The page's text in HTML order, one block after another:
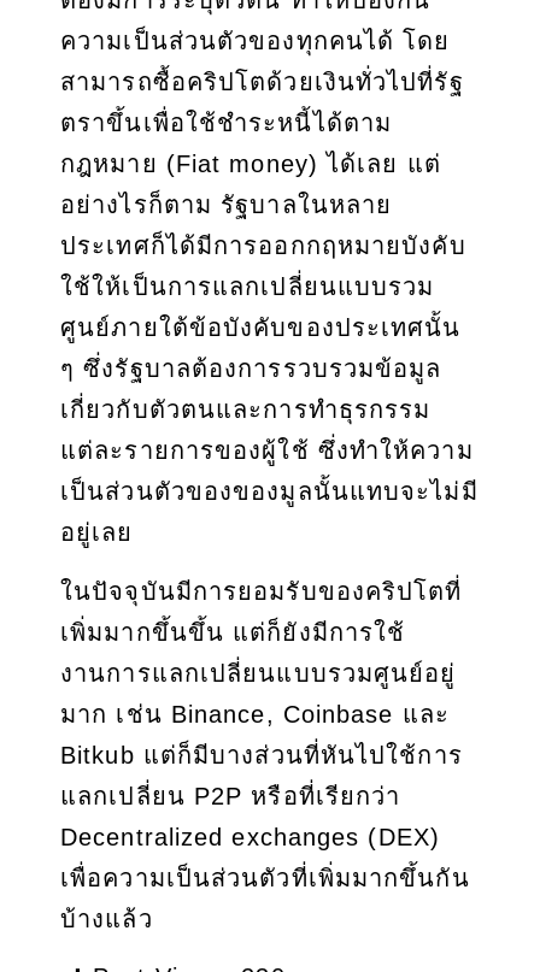
ความเป็นส่วนตัวของทุกคนได้ โดย
สามารถซื้อคริปโตด้วยเงินทั่วไปที่รัฐ
ตราขึ้นเพื่อใช้ชำระหนี้ได้ตาม
กฎหมาย (Fiat money) ได้เลย แต่
อย่างไรก็ตาม รัฐบาลในหลาย
ประเทศก็ได้มีการออกกฤหมายบังคับ
ใช้ให้เป็นการแลกเปลี่ยนแบบรวม
ศูนย์ภายใต้ข้อบังคับของประเทศนั้น
ๆ ซึ่งรัฐบาลต้องการรวบรวมข้อมูล
เกี่ยวกับตัวตนและการทำธุรกรรม
แต่ละรายการของผู้ใช้ ซึ่งทำให้ความ
เป็นส่วนตัวของของมูลนั้นแทบจะไม่มี
อยู่เลย
ในปัจจุบันมีการยอมรับของคริปโตที่
เพิ่มมากขึ้นขึ้น แต่ก็ยังมีการใช้
งานการแลกเปลี่ยนแบบรวมศูนย์อยู่
มาก เช่น Binance, Coinbase และ
Bitkub แต่ก็มีบางส่วนที่หันไปใช้การ
แลกเปลี่ยน P2P หรือที่เรียกว่า
Decentralized exchanges (DEX)
เพื่อความเป็นส่วนตัวที่เพิ่มมากขึ้นกัน
บ้างแล้ว